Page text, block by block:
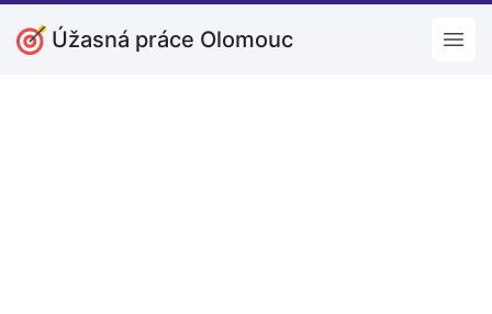
Úžasná práce Olomouc